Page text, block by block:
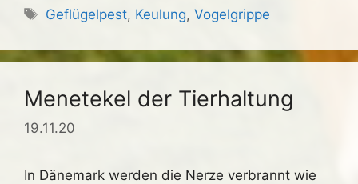
Schlagwörter
Geflügelpest, Keulung,Vogelgrippe
Menetekel der Tierhaltung
19.11.20
In Dänemark werden die Nerze verbrannt wie